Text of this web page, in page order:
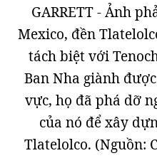
GARRETT - Ảnh
Mexico, đền
tách biệt với
Ban Nha giành
vực, họ đã phá dỡ
của nó để xây
Tlatelolco. (Nguồn: